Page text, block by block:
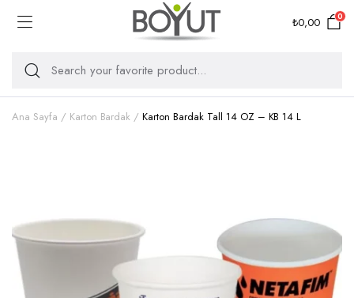
₺0,00 0
Ana Sayfa Karton Bardak Karton Bardak Tall 14 OZ – KB 14 L